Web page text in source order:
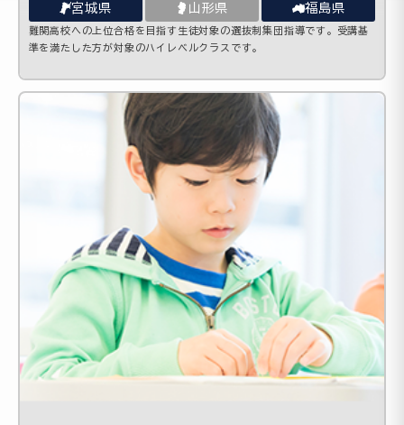
宮城県 山形県 福島県
難関高校への上位合格を目指す生徒対象の選抜制集団指導です。受講基
準を満たした方が対象のハイレベルクラスです。